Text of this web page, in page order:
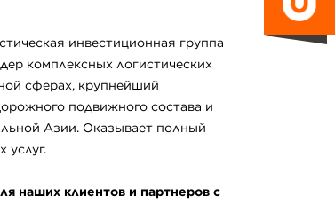
инвестиционная группа
комплексных логистических
сферах, крупнейший
подвижного состава и
Азии. Оказывает полный
услуг.
наших клиентов и партнеров с